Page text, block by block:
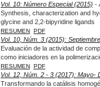
Vol. 10: Número Especial (2015) -
Synthesis, characterization and
glycine and 2,2-bipyridine ligands
RESUMEN PDF
Vol. 10, Núm. 3 (2015):
Evaluación de la actividad de
como iniciadores en la
RESUMEN PDF
Vol. 12, Núm. 2 - 3 (2017): Mayo-
Transformando la catálisis